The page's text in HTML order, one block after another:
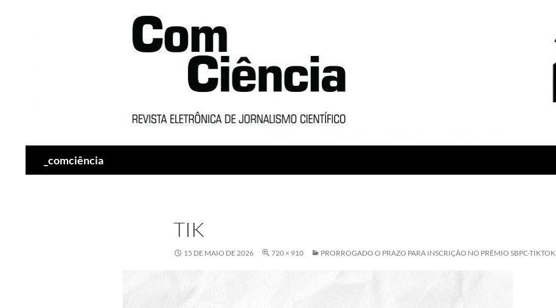
_comciência
TIK
15 DE MAIO DE 2026 720 × 910 PRORROGADO O PRAZO PARA INSCRIÇÃO NO PRÊMIO SBPC-TIKTOK